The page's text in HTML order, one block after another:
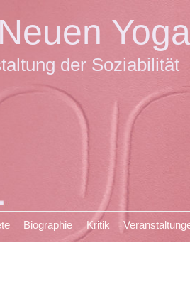
der Soziabilität
Biographie Kritik